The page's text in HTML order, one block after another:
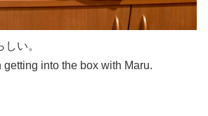
い。
into the box with Maru.